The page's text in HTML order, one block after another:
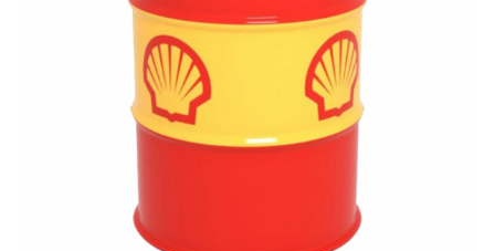
Accesorii spalare si uscare
Intretinere motor
Curatare generala
Restaurare faruri
Spalare si detailing rapid
Intretinere vopsea
Dressing exterior